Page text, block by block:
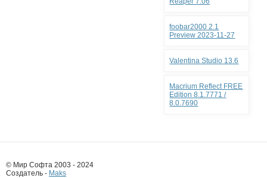
foobar2000 2.1
Preview 2023-11-27
Valentina Studio 13.6
Macrium Reflect FREE
Edition 8.1.7771 /
8.0.7690
© Мир Софта 2003 - 2024
Создатель - Maks